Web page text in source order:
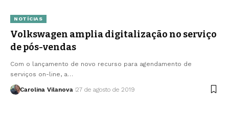
NOTÍCIAS
Volkswagen amplia digitalização no serviço
de pós-vendas
Com o lançamento de novo recurso para agendamento de
serviços on-line, a…
Carolina Vilanova 27 de agosto de 2019